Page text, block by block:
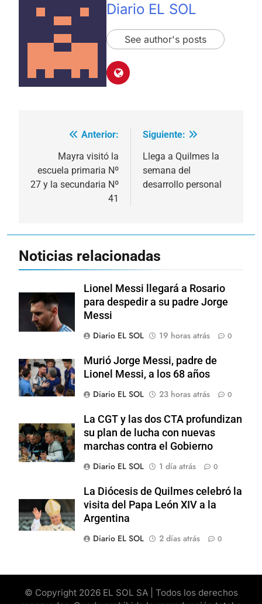
Diario EL SOL
See author's posts
Navegación
entradas
Anterior:
Mayra visitó la
escuela primaria Nº
27 y la secundaria Nº
41
Siguiente:
Llega a Quilmes la
semana del
desarrollo personal
Noticias relacionadas
Lionel Messi llegará a Rosario
para despedir a su padre Jorge
Messi
Diario EL SOL
19 horas atrás 0
Murió Jorge Messi, padre de
Lionel Messi, a los 68 años
Diario EL SOL
23 horas atrás 0
La CGT y las dos CTA profundizan
su plan de lucha con nuevas
marchas contra el Gobierno
Diario EL SOL
1 día atrás 0
La Diócesis de Quilmes celebró la
visita del Papa León XIV a la
Argentina
Diario EL SOL
2 días atrás 0
© Copyright 2026 EL SOL SA | Todos los derechos